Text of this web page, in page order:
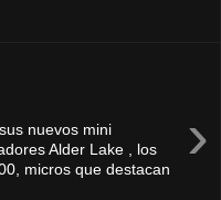
›
nuevos mini
Alder Lake , los
micros que destacan